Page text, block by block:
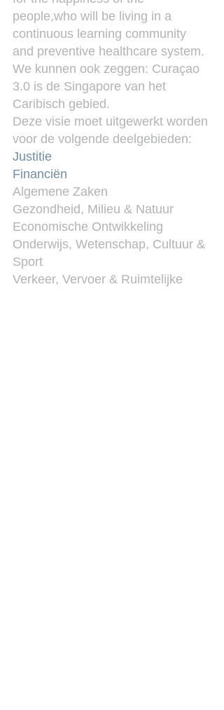
people,who will be living in a
continuous learning community
and preventive healthcare system.
We kunnen ook zeggen: Curaçao
3.0 is de Singapore van het
Caribisch gebied.
Deze visie moet uitgewerkt worden
voor de volgende deelgebieden:
Justitie
Financiën
Algemene Zaken
Gezondheid, Milieu & Natuur
Economische Ontwikkeling
Onderwijs, Wetenschap, Cultuur &
Sport
Verkeer, Vervoer & Ruimtelijke